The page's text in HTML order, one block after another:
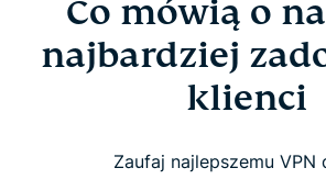
Co mówią o
najbardziej
klienci
Zaufaj najlepszemu VPN